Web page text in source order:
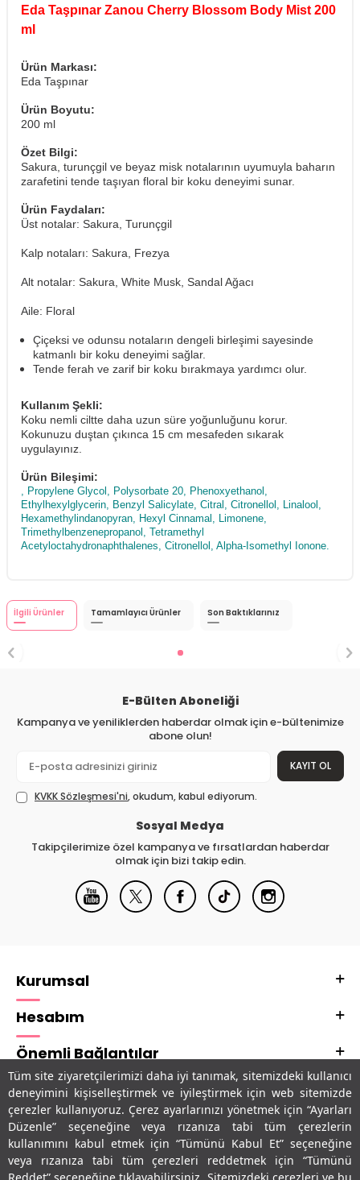
Tüm site ziyaretçilerimizi daha iyi tanımak, sitemizdeki kullanıcı
deneyimini kişiselleştirmek ve iyileştirmek için web sitemizde
çerezler kullanıyoruz. Çerez ayarlarınızı yönetmek için “Ayarları
Düzenle” seçeneğine veya rızanıza tabi tüm çerezlerin
kullanımını kabul etmek için “Tümünü Kabul Et” seçeneğine
veya rızanıza tabi tüm çerezleri reddetmek için “Tümünü
Eda Taşpınar Zanou Cherry Blossom Body Mist 200
ml
Ürün Markası:
Eda Taşpınar
Ürün Boyutu:
200 ml
Özet Bilgi:
Sakura, turunçgil ve beyaz misk notalarının uyumuyla baharın
zarafetini tende taşıyan floral bir koku deneyimi sunar.
Ürün Faydaları:
Üst notalar: Sakura, Turunçgil
Kalp notaları: Sakura, Frezya
Alt notalar: Sakura, White Musk, Sandal Ağacı
Aile: Floral
Çiçeksi ve odunsu notaların dengeli birleşimi sayesinde
katmanlı bir koku deneyimi sağlar.
Tende ferah ve zarif bir koku bırakmaya yardımcı olur.
Kullanım Şekli:
Koku nemli ciltte daha uzun süre yoğunluğunu korur.
Kokunuzu duştan çıkınca 15 cm mesafeden sıkarak
uygulayınız.
Ürün Bileşimi:
, Propylene Glycol, Polysorbate 20, Phenoxyethanol,
Ethylhexylglycerin, Benzyl Salicylate, Citral, Citronellol, Linalool,
Hexamethylindanopyran, Hexyl Cinnamal, Limonene,
Trimethylbenzenepropanol, Tetramethyl
Acetyloctahydronaphthalenes, Citronellol, Alpha-Isomethyl Ionone.
İlgili Ürünler Tamamlayıcı Ürünler Son Baktıklarınız
E-Bülten Aboneliği
Kampanya ve yeniliklerden haberdar olmak için e-bültenimize
abone olun!
KAYIT OL
KVKK Sözleşmesi'ni, okudum, kabul ediyorum.
Sosyal Medya
Takipçilerimize özel kampanya ve fırsatlardan haberdar
olmak için bizi takip edin.
Kurumsal
Hesabım
Önemli Bağlantılar
Adres & İletişim
Uygulamalarımız